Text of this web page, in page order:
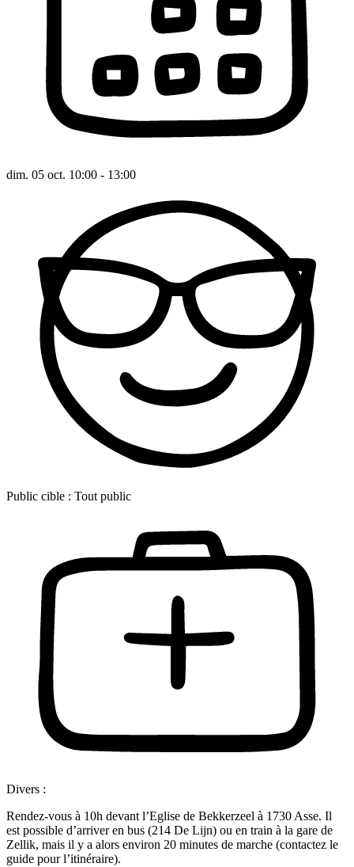
dim. 05 oct. 10:00 - 13:00
Public cible : Tout public
Divers :
Rendez-vous à 10h devant l’Eglise de Bekkerzeel à 1730 Asse. Il
est possible d’arriver en bus (214 De Lijn) ou en train à la gare de
Zellik, mais il y a alors environ 20 minutes de marche (contactez le
guide pour l’itinéraire).